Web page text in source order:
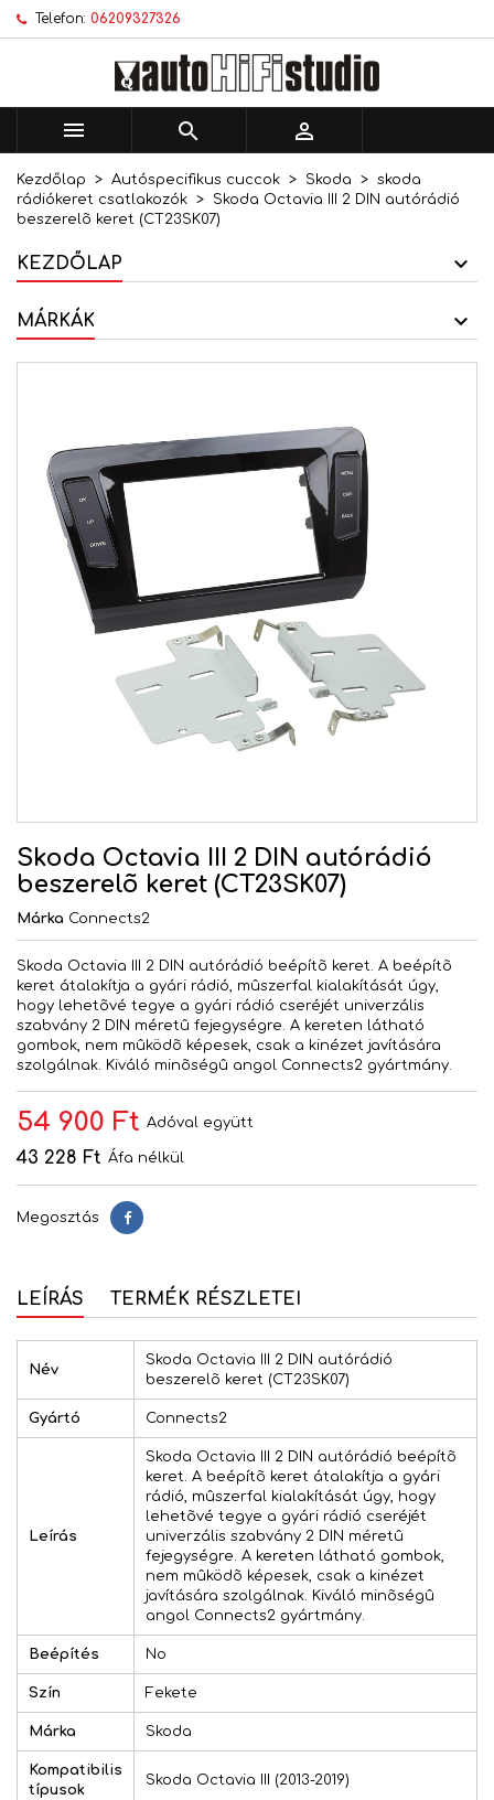
Telefon: 06209327326
  
Kezdőlap Autóspecifikus cuccok Skoda
skoda
rádiókeret csatlakozók
Skoda Octavia III 2 DIN autórádió
beszerelõ keret (CT23SK07)
KEZDŐLAP
MÁRKÁK
Skoda Octavia III 2 DIN autórádió
beszerelõ keret (CT23SK07)
Márka Connects2
Skoda Octavia III 2 DIN autórádió beépítõ keret. A beépítõ
keret átalakítja a gyári rádió, mûszerfal kialakítását úgy,
hogy lehetõvé tegye a gyári rádió cseréjét univerzális
szabvány 2 DIN méretû fejegységre. A kereten látható
gombok, nem mûködõ képesek, csak a kinézet javítására
szolgálnak. Kiváló minõségû angol Connects2 gyártmány.
54 900 Ft Adóval együtt
43 228 Ft Áfa nélkül
Megosztás Megosztás
LEÍRÁS TERMÉK RÉSZLETEI
Név
Skoda Octavia III 2 DIN autórádió
beszerelõ keret (CT23SK07)
Gyártó Connects2
Leírás
Skoda Octavia III 2 DIN autórádió beépítõ
keret. A beépítõ keret átalakítja a gyári
rádió, mûszerfal kialakítását úgy, hogy
lehetõvé tegye a gyári rádió cseréjét
univerzális szabvány 2 DIN méretû
fejegységre. A kereten látható gombok,
nem mûködõ képesek, csak a kinézet
javítására szolgálnak. Kiváló minõségû
angol Connects2 gyártmány.
Beépítés No
Szín Fekete
Márka Skoda
Kompatibilis
típusok
Skoda Octavia III (2013-2019)
Kívánságlistáim ×
Új lista létrehozása
Kívánságlista létrehozása ×
Kívánságlista neve
Mégsem
Bejelentkezés ×
történő mentéséhez.
Mégsem Bejelentkezés